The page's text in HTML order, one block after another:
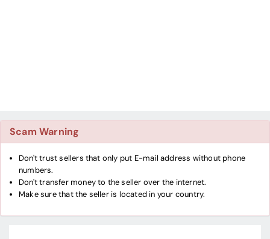
Scam Warning
Don't trust sellers that only put E-mail address without phone
numbers.
Don't transfer money to the seller over the internet.
Make sure that the seller is located in your country.